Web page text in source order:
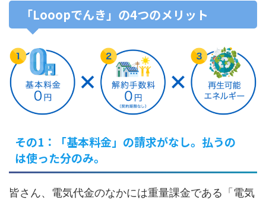
「Looopでんき」の4つのメリット
その1：「基本料金」の請求がなし。払うの
は使った分のみ。
皆さん、電気代金のなかには重量課金である「電気